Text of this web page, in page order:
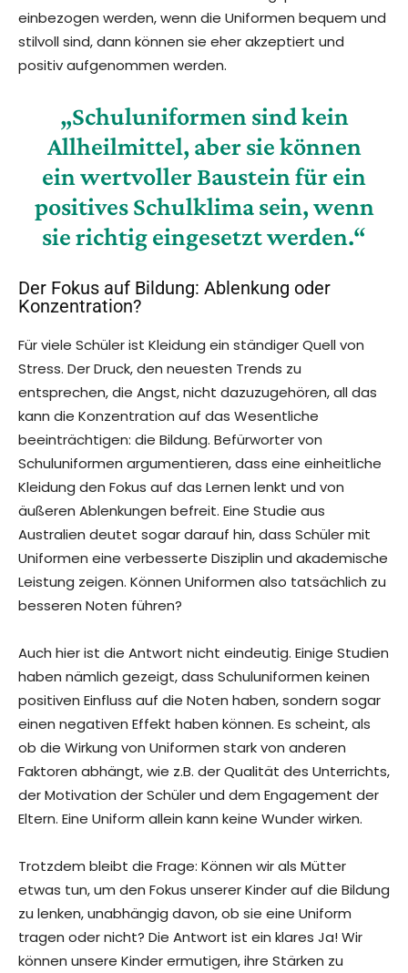
einbezogen werden, wenn die Uniformen bequem und
stilvoll sind, dann können sie eher akzeptiert und
positiv aufgenommen werden.
„Schuluniformen sind kein
Allheilmittel, aber sie können
ein wertvoller Baustein für ein
positives Schulklima sein, wenn
sie richtig eingesetzt werden.“
Der Fokus auf Bildung: Ablenkung oder
Konzentration?
Für viele Schüler ist Kleidung ein ständiger Quell von
Stress. Der Druck, den neuesten Trends zu
entsprechen, die Angst, nicht dazuzugehören, all das
kann die Konzentration auf das Wesentliche
beeinträchtigen: die Bildung. Befürworter von
Schuluniformen argumentieren, dass eine einheitliche
Kleidung den Fokus auf das Lernen lenkt und von
äußeren Ablenkungen befreit. Eine Studie aus
Australien deutet sogar darauf hin, dass Schüler mit
Uniformen eine verbesserte Disziplin und akademische
Leistung zeigen. Können Uniformen also tatsächlich zu
besseren Noten führen?
Auch hier ist die Antwort nicht eindeutig. Einige Studien
haben nämlich gezeigt, dass Schuluniformen keinen
positiven Einfluss auf die Noten haben, sondern sogar
einen negativen Effekt haben können. Es scheint, als
ob die Wirkung von Uniformen stark von anderen
Faktoren abhängt, wie z.B. der Qualität des Unterrichts,
der Motivation der Schüler und dem Engagement der
Eltern. Eine Uniform allein kann keine Wunder wirken.
Trotzdem bleibt die Frage: Können wir als Mütter
etwas tun, um den Fokus unserer Kinder auf die Bildung
zu lenken, unabhängig davon, ob sie eine Uniform
tragen oder nicht? Die Antwort ist ein klares Ja! Wir
können unsere Kinder ermutigen, ihre Stärken zu